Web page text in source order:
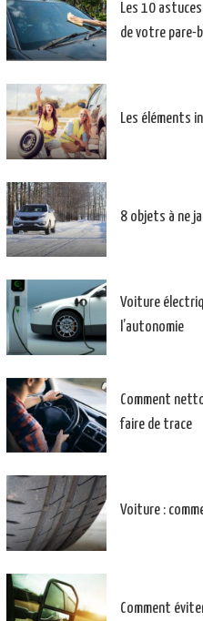
Les 10
de votre pare-
Les éléments
8 objets à ne
Voiture
l’autonomie
Comment
faire de trace
Voiture :
Comment